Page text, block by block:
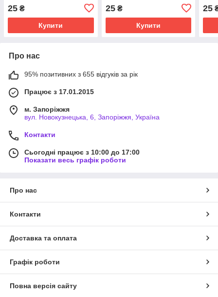
25 ₴
Купити
25₴
Купити
25
Про нас
95% позитивних з 655 відгуків за рік
Працює з 17.01.2015
м. Запоріжжя
вул. Новокузнецька, 6, Запоріжжя, Україна
Контакти
Сьогодні працює з 10:00 до 17:00
Показати весь графік роботи
Про нас
Контакти
Доставка та оплата
Графік роботи
Повна версія сайту